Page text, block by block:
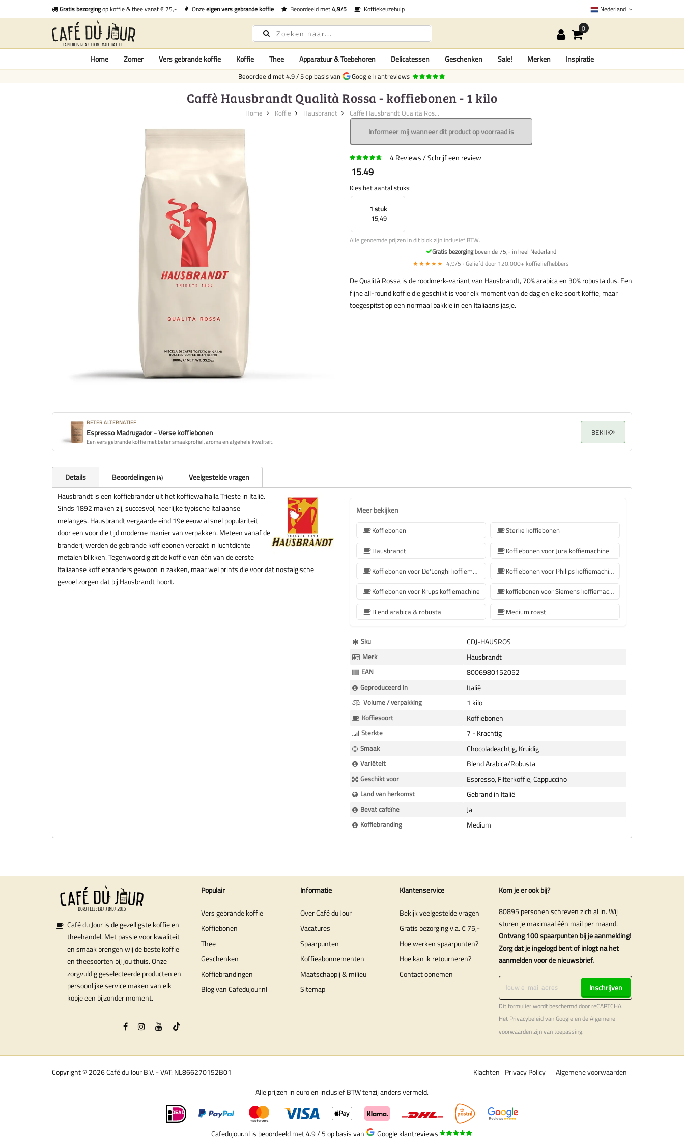
Gratis bezorgingop koffie & thee vanaf € 75,- Onzeeigen vers gebrande koffie Beoordeeld met4,9/5 Koffiekeuzehulp Nederland
Home Zomer Vers gebrande koffie Koffie Thee Apparatuur & Toebehoren Delicatessen Geschenken Sale! Merken Inspiratie
Beoordeeld met4.9/5op basis van Google klantreviews
Caffè Hausbrandt Qualità Rossa - koffiebonen - 1 kilo
Home Koffie Hausbrandt Caffè Hausbrandt Qualità Ros...
Informeer mij wanneer dit product op voorraad is
4Reviews Schrijf een review
15.49
Kies het aantal stuks:
1 stuk
15,49
Alle genoemde prijzen in dit blok zijn inclusief BTW.
Gratis bezorgingboven de 75,- in heel Nederland
★★★★★ 4,9/5 · Geliefd door 120.000+ koffieliefhebbers
De Qualità Rossa is de roodmerk-variant van Hausbrandt, 70% arabica en 30% robusta dus. Een
fijne all-round koffie die geschikt is voor elk moment van de dag en elke soort koffie, maar
toegespitst op een normaal bakkie in een Italiaans jasje.
BETER ALTERNATIEF
Espresso Madrugador - Verse koffiebonen
Een vers gebrande koffie met beter smaakprofiel, aroma en algehele kwaliteit.
BEKIJK
Details Beoordelingen 4
Veelgestelde vragen
Hausbrandt is een koffiebrander uit het koffiewalhalla Trieste in Italië.
Sinds 1892 maken zij, succesvol, heerlijke typische Italiaanse
melanges. Hausbrandt vergaarde eind 19e eeuw al snel populariteit
door een voor die tijd moderne manier van verpakken. Meteen vanaf de
branderij werden de gebrande koffiebonen verpakt in luchtdichte
metalen blikken. Tegenwoordig zit de koffie van één van de eerste
Italiaanse koffiebranders gewoon in zakken, maar wel prints die voor dat nostalgische
gevoel zorgen dat bij Hausbrandt hoort.
Meer bekijken
Koffiebonen
Sterke koffiebonen
Hausbrandt
Koffiebonen voor Jura koffiemachine
Koffiebonen voor De'Longhi koffiemachine
Koffiebonen voor Philips koffiemachine
Koffiebonen voor Krups koffiemachine
koffiebonen voor Siemens koffiemachine
Blend arabica & robusta
Medium roast
Meer
Informatie
Sku CDJ-HAUSROS
Merk Hausbrandt
EAN 8006980152052
Geproduceerd in Italië
Volume / verpakking 1 kilo
Koffiesoort Koffiebonen
Sterkte 7 - Krachtig
Smaak Chocoladeachtig, Kruidig
Variëteit Blend Arabica/Robusta
Geschikt voor Espresso, Filterkoffie, Cappuccino
Land van herkomst Gebrand in Italië
Bevat cafeïne Ja
Koffiebranding Medium
Café du Jour is de gezelligste koffie en
theehandel. Met passie voor kwaliteit
en smaak brengen wij de beste koffie
en theesoorten bij jou thuis. Onze
zorgvuldig geselecteerde producten en
persoonlijke service maken van elk
kopje een bijzonder moment.
Populair
Vers gebrande koffie
Koffiebonen
Thee
Geschenken
Koffiebrandingen
Blog van Cafedujour.nl
Informatie
Over Café du Jour
Vacatures
Spaarpunten
Koffieabonnementen
Maatschappij & milieu
Sitemap
Klantenservice
Bekijk veelgestelde vragen
Gratis bezorging v.a. € 75,-
Hoe werken spaarpunten?
Hoe kan ik retourneren?
Contact opnemen
Kom je er ook bij?
80895 personen schreven zich al in. Wij
sturen je maximaal één mail per maand.
Ontvang 100 spaarpunten bij je aanmelding!
Zorg dat je ingelogd bent of inlogt na het
aanmelden voor de nieuwsbrief.
Inschrijven
Dit formulier wordt beschermd door reCAPTCHA.
Het Privacybeleidvan Google en deAlgemene
voorwaardenzijn van toepassing.
Copyright © 2026 Café du Jour B.V. - VAT: NL866270152B01 Algemene voorwaarden
Privacy Policy
Klachten
Alle prijzen in euro en inclusief BTW tenzij anders vermeld.
Cafedujour.nl is beoordeeld met 4.9 / 5op basis van Google klantreviews